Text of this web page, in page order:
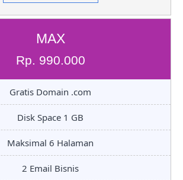
MAX
Rp. 990.000
Gratis Domain .com
Disk Space 1 GB
Maksimal 6 Halaman
2 Email Bisnis